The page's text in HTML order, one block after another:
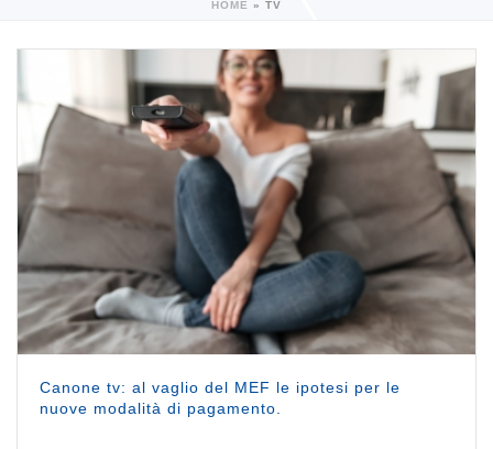
HOME » TV
Canone tv: al vaglio del MEF le ipotesi per le
nuove modalità di pagamento.